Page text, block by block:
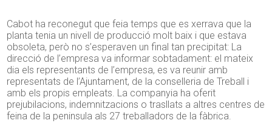
Cabot ha reconegut que feia temps que es xerrava que la
planta tenia un nivell de producció molt baix i que estava
obsoleta, però no s’esperaven un final tan precipitat: La
direcció de l’empresa va informar sobtadament: el mateix
dia els representants de l’empresa, es va reunir amb
representats de l’Ajuntament, de la conselleria de Treball i
amb els propis empleats. La companyia ha oferit
prejubilacions, indemnitzacions o trasllats a altres centres de
feina de la peninsula als 27 treballadors de la fàbrica.